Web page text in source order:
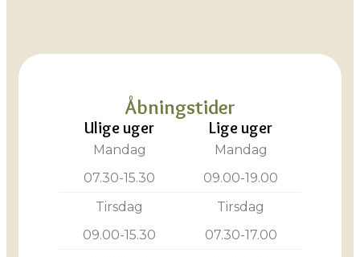
Åbningstider
Ulige uger
Mandag
07.30-15.30
Tirsdag
09.00-15.30
Lige uger
Mandag
09.00-19.00
Tirsdag
07.30-17.00